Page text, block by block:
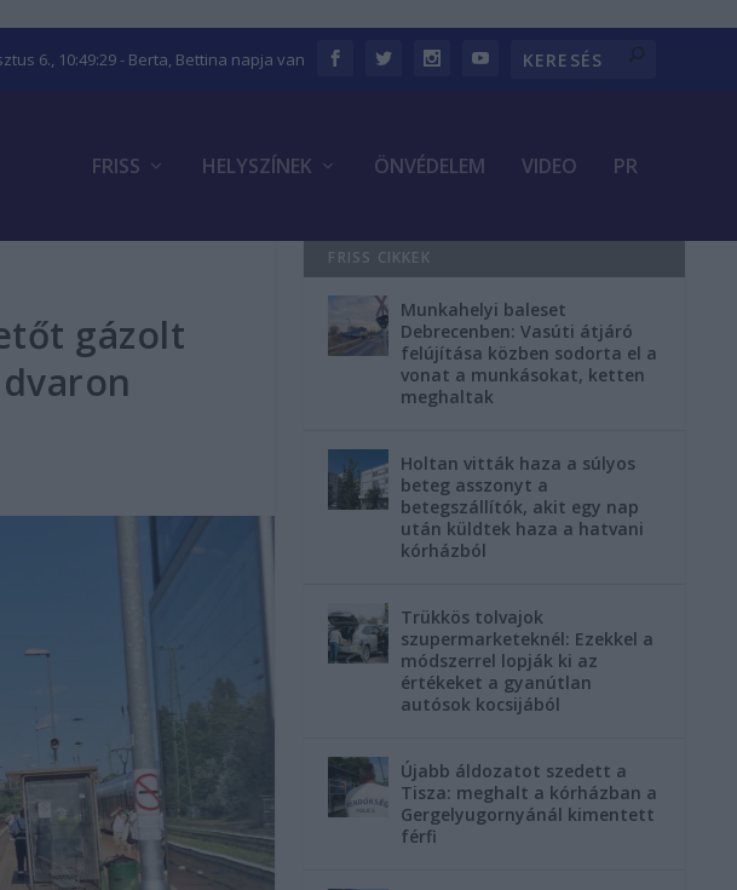
6., 10:49:31- Berta, Bettina napja van
FRISS HELYSZÍNEK ÖNVÉDELEM VIDEO PR
gázolt
FRISS CIKKEK
Munkahelyi baleset
Debrecenben: Vasúti átjáró
felújítása közben sodorta el a
vonat a munkásokat, ketten
meghaltak
Holtan vitták haza a súlyos
beteg asszonyt a
betegszállítók, akit egy nap
után küldtek haza a hatvani
kórházból
Trükkös tolvajok
szupermarketeknél: Ezekkel a
módszerrel lopják ki az
értékeket a gyanútlan
autósok kocsijából
Újabb áldozatot szedett a
Tisza: meghalt a kórházban a
Gergelyugornyánál kimentett
férfi